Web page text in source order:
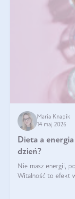
Maria Knapik
14 maj 2026
Dieta a
dzień?
Nie masz energii,
Witalność to efekt